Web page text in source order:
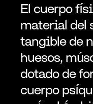
El cuerpo
material del
tangible de
huesos,
dotado de
cuerpo